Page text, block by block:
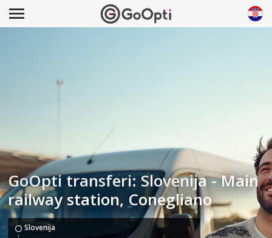
GoOpti transferi: Slovenija - Main
railway station, Conegliano
Slovenija